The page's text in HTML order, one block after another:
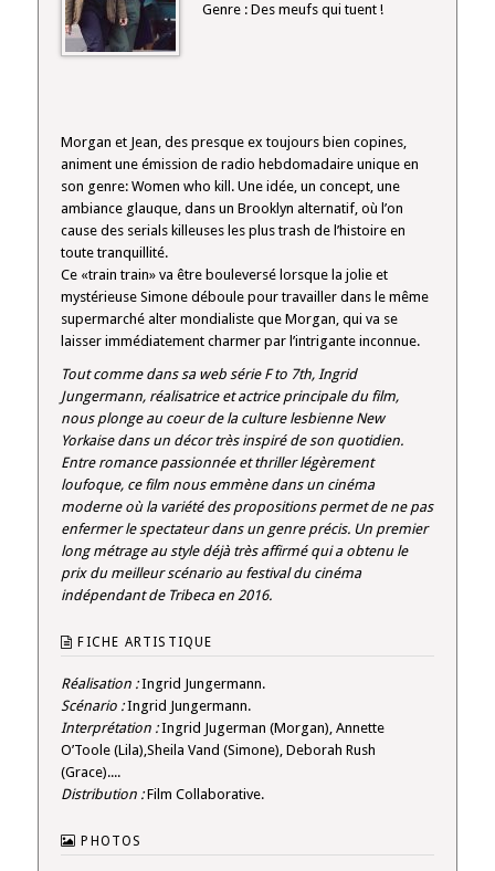
Genre : Des meufs qui tuent !
Morgan et Jean, des presque ex toujours bien copines,
animent une émission de radio hebdomadaire unique en
son genre: Women who kill. Une idée, un concept, une
ambiance glauque, dans un Brooklyn alternatif, où l’on
cause des serials killeuses les plus trash de l’histoire en
toute tranquillité.
Ce «train train» va être bouleversé lorsque la jolie et
mystérieuse Simone déboule pour travailler dans le même
supermarché alter mondialiste que Morgan, qui va se
laisser immédiatement charmer par l’intrigante inconnue.
Tout comme dans sa web série F to 7th, Ingrid
Jungermann, réalisatrice et actrice principale du film,
nous plonge au coeur de la culture lesbienne New
Yorkaise dans un décor très inspiré de son quotidien.
Entre romance passionnée et thriller légèrement
loufoque, ce film nous emmène dans un cinéma
moderne où la variété des propositions permet de ne pas
enfermer le spectateur dans un genre précis. Un premier
long métrage au style déjà très affirmé qui a obtenu le
prix du meilleur scénario au festival du cinéma
indépendant de Tribeca en 2016.
FICHE ARTISTIQUE
Réalisation :Ingrid Jungermann.
Scénario :Ingrid Jungermann.
Interprétation :Ingrid Jugerman (Morgan), Annette
O’Toole (Lila),Sheila Vand (Simone), Deborah Rush
(Grace)....
Distribution :Film Collaborative.
PHOTOS